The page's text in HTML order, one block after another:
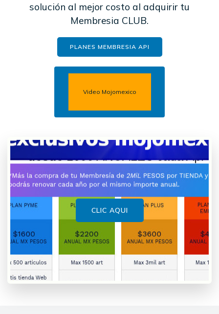
solución al mejor costo al adquirir tu
Membresia CLUB.
PLANES MEMBRESIA API
Video Mojomexico
CLIC AQUI